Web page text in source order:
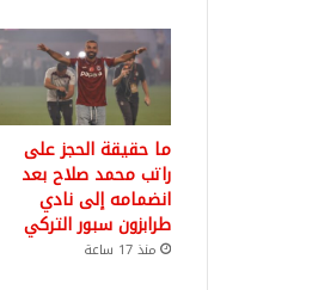
ما حقيقة الحجز على
راتب محمد صلاح بعد
انضمامه إلى نادي
طرابزون سبور التركي
منذ 17 ساعة